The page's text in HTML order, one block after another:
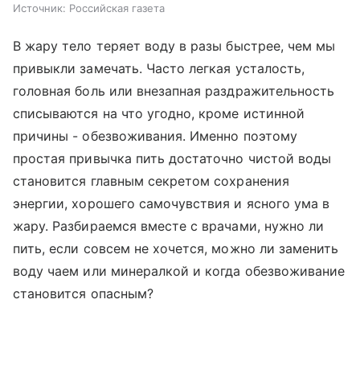
Источник: Российская газета
В жару тело теряет воду в разы быстрее, чем мы
привыкли замечать. Часто легкая усталость,
головная боль или внезапная раздражительность
списываются на что угодно, кроме истинной
причины - обезвоживания. Именно поэтому
простая привычка пить достаточно чистой воды
становится главным секретом сохранения
энергии, хорошего самочувствия и ясного ума в
жару. Разбираемся вместе с врачами, нужно ли
пить, если совсем не хочется, можно ли заменить
воду чаем или минералкой и когда обезвоживание
становится опасным?